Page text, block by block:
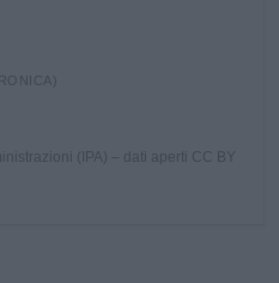
(IPA) – dati aperti CC BY